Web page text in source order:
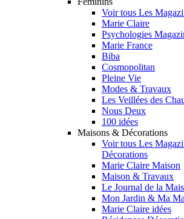
Voir tous Les
Marie Claire
Psychologies
Marie France
Biba
Cosmopolitan
Pleine Vie
Modes & Travaux
Les Veillées des
Nous Deux
100 idées
Maisons & Décorations
Voir tous Les
Décorations
Marie Claire Maison
Maison & Travaux
Le Journal de la
Mon Jardin & Ma
Marie Claire idées